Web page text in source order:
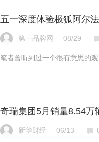
五一深度体验极狐阿尔
第一品牌网 08/29
笔者曾听到过一个很有意思的
奇瑞集团5月销量8.54万
新华财经 06/13